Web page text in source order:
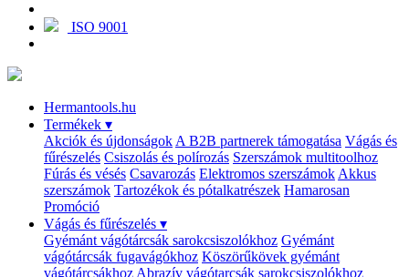
ISO 9001
Hermantools.hu
Termékek ▾
Akciók és újdonságok A B2B partnerek támogatása Vágás és
fűrészelés Csiszolás és polírozás Szerszámok multitoolhoz
Fúrás és vésés Csavarozás Elektromos szerszámok Akkus
szerszámok Tartozékok és pótalkatrészek Hamarosan
Promóció
Vágás és fűrészelés ▾
Gyémánt vágótárcsák sarokcsiszolókhoz Gyémánt
vágótárcsák fugavágókhoz Köszörűkövek gyémánt
vágótárcsákhoz Abrazív vágótarcsák sarokcsiszolókhoz